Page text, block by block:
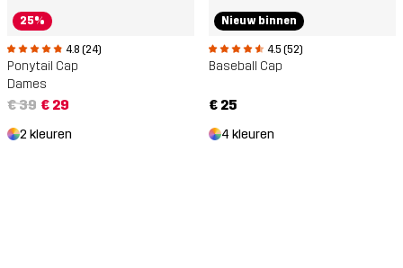
25%
4.8 (24)
Ponytail Cap
Dames
€ 39 € 29
2 kleuren
Nieuw binnen
4.5 (52)
Baseball Cap
€ 25
4 kleuren